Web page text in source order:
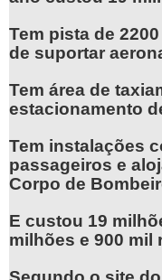
Tem pista de
de suportar
Tem área de
estacionamento
Tem instalações
passageiros e
Corpo de
E custou 19
milhões e 900 mil